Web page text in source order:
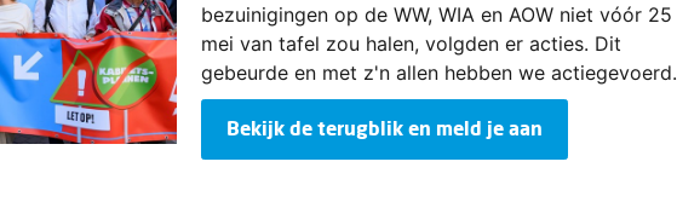
bezuinigingen op de WW, WIA en AOW niet vóór 25
mei van tafel zou halen, volgden er acties. Dit
gebeurde en met z'n allen hebben we actiegevoerd.
Bekijk de terugblik en meld je aan